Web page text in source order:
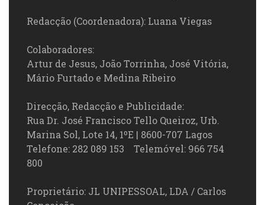
Redacção (Coordenadora): Luana Viegas
Colaboradores:
Artur de Jesus, João Torrinha, José Vitória,
Mário Furtado e Medina Ribeiro
Direcção, Redacção e Publicidade:
Rua Dr. José Francisco Tello Queiroz, Urb.
Marina Sol, Lote 14, 1ºE | 8600-707 Lagos
Telefone: 282 089 153 Telemóvel: 966 754
800
Proprietário: JL UNIPESSOAL, LDA / Carlos